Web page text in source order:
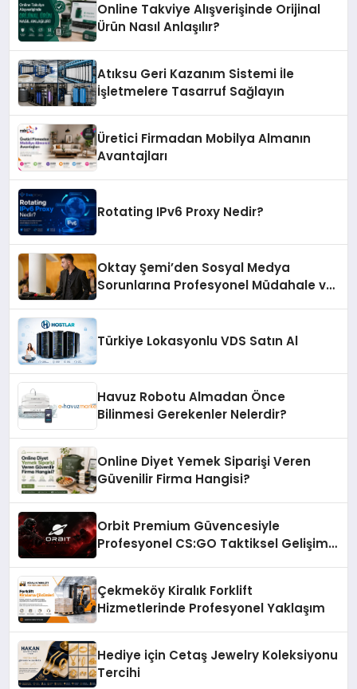
Online Takviye Alışverişinde Orijinal
Ürün Nasıl Anlaşılır?
Atıksu Geri Kazanım Sistemi İle
İşletmelere Tasarruf Sağlayın
Üretici Firmadan Mobilya Almanın
Avantajları
Rotating IPv6 Proxy Nedir?
Oktay Şemi’den Sosyal Medya
Sorunlarına Profesyonel Müdahale ve
Türkiye Lokasyonlu VDS Satın Al
Havuz Robotu Almadan Önce
Bilinmesi Gerekenler Nelerdir?
Online Diyet Yemek Siparişi Veren
Güvenilir Firma Hangisi?
Orbit Premium Güvencesiyle
Profesyonel CS:GO Taktiksel Gelişim
Çekmeköy Kiralık Forklift
Hizmetlerinde Profesyonel Yaklaşım
Hediye için Cetaş Jewelry Koleksiyonu
Tercihi